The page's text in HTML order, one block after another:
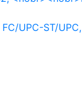
FC/UPC-ST/UPC,